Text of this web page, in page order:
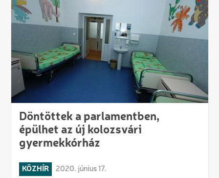
Döntöttek a parlamentben,
épülhet az új kolozsvári
gyermekkórház
KÖZHÍR 2020. június 17.